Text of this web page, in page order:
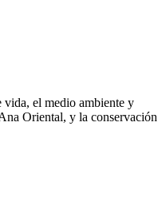
vida, el medio ambiente y
Oriental, y la conservación